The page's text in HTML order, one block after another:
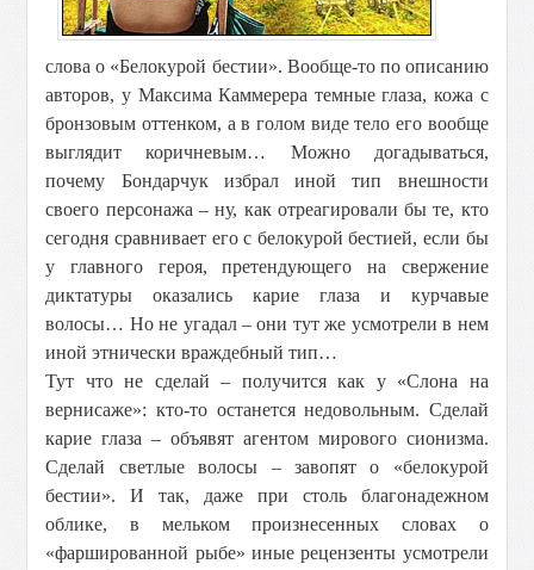
слова о «Белокурой бестии». Вообще-то по описанию
авторов, у Максима Каммерера темные глаза, кожа с
бронзовым оттенком, а в голом виде тело его вообще
выглядит коричневым… Можно догадываться,
почему Бондарчук избрал иной тип внешности
своего персонажа – ну, как отреагировали бы те, кто
сегодня сравнивает его с белокурой бестией, если бы
у главного героя, претендующего на свержение
диктатуры оказались карие глаза и курчавые
волосы… Но не угадал – они тут же усмотрели в нем
иной этнически враждебный тип…
Тут что не сделай – получится как у «Слона на
вернисаже»: кто-то останется недовольным. Сделай
карие глаза – объявят агентом мирового сионизма.
Сделай светлые волосы – завопят о «белокурой
бестии». И так, даже при столь благонадежном
облике, в мельком произнесенных словах о
«фаршированной рыбе» иные рецензенты усмотрели